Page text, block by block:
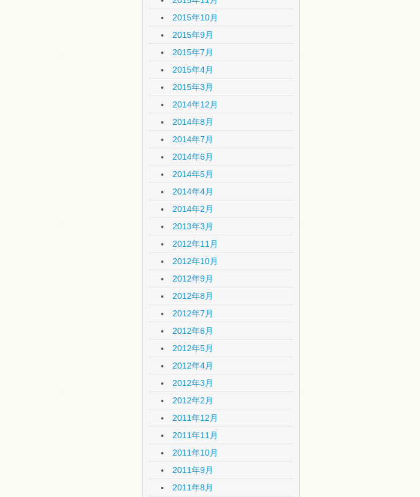
2015年10月
2015年9月
2015年7月
2015年4月
2015年3月
2014年12月
2014年8月
2014年7月
2014年6月
2014年5月
2014年4月
2014年2月
2013年3月
2012年11月
2012年10月
2012年9月
2012年8月
2012年7月
2012年6月
2012年5月
2012年4月
2012年3月
2012年2月
2011年12月
2011年11月
2011年10月
2011年9月
2011年8月